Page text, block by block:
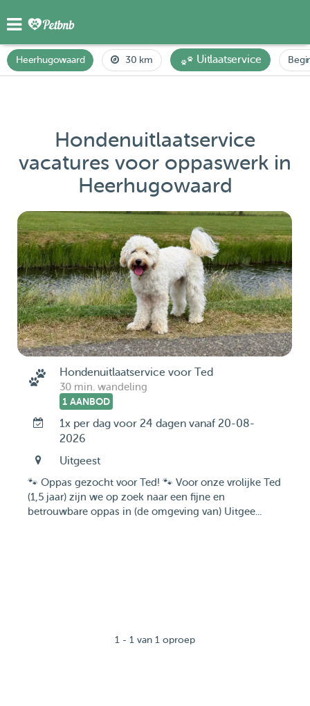
Heerhugowaard 30 km Uitlaatservice
Hondenuitlaatservice
vacatures voor oppaswerk in
Heerhugowaard
Hondenuitlaatservice voor Ted
30 min. wandeling
1 AANBOD
1x per dag voor 24 dagen vanaf 20-08-
2026
Uitgeest
🐾 Oppas gezocht voor Ted! 🐾 Voor onze vrolijke Ted
(1,5 jaar) zijn we op zoek naar een fijne en
betrouwbare oppas in (de omgeving van) Uitgee...
1 - 1 van 1 oproep